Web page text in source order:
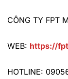
CÔNG TY FPT
WEB: https://
HOTLINE: